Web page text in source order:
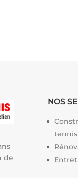
de
NOS
tennis